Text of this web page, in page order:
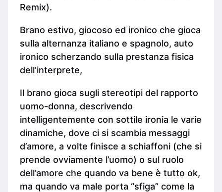
Remix).
Brano estivo, giocoso ed ironico che gioca
sulla alternanza italiano e spagnolo, auto
ironico scherzando sulla prestanza fisica
dell’interprete,
Il brano gioca sugli stereotipi del rapporto
uomo-donna, descrivendo
intelligentemente con sottile ironia le varie
dinamiche, dove ci si scambia messaggi
d’amore, a volte finisce a schiaffoni (che si
prende ovviamente l’uomo) o sul ruolo
dell’amore che quando va bene è tutto ok,
ma quando va male porta “sfiga” come la